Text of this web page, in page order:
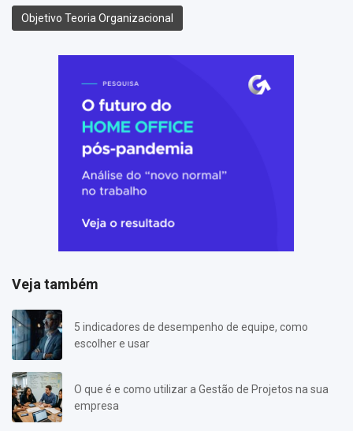
Objetivo Teoria Organizacional
Veja também
5 indicadores de desempenho de equipe, como
escolher e usar
O que é e como utilizar a Gestão de Projetos na sua
empresa